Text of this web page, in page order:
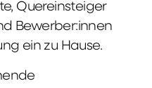
Quereinsteiger
Bewerber:innen
ein zu Hause.